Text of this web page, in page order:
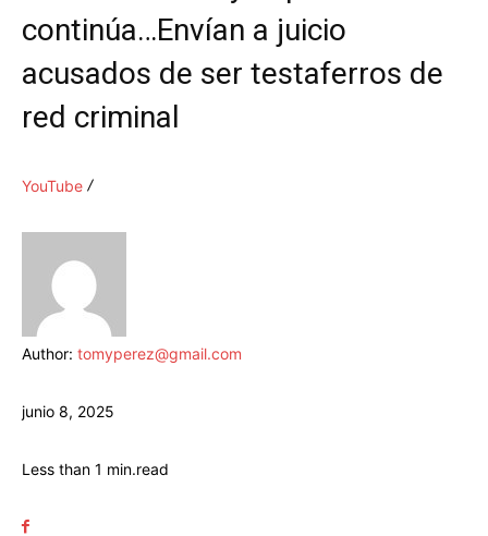
continúa…Envían a juicio
acusados de ser testaferros de
red criminal
YouTube
Author: tomyperez@gmail.com
junio 8, 2025
Less than 1 min.read